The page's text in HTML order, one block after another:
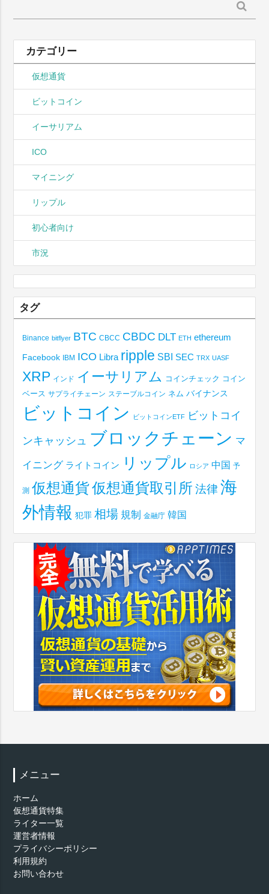
索:
カテゴリー
仮想通貨
ビットコイン
イーサリアム
ICO
マイニング
リップル
初心者向け
市況
タグ
Binance bitflyer BTC CBCC CBDC DLT ETH ethereum
Facebook IBM ICO Libra ripple SBI SEC TRX UASF
XRP インド イーサリアム コインチェック コイン
ベース サプライチェーン ステーブルコイン ネム バイナンス
ビットコイン ビットコインETF ビットコイ
ンキャッシュ ブロックチェーン マ
イニング ライトコイン リップル ロシア 中国 予
測 仮想通貨仮想通貨取引所 法律 海
外情報 犯罪 相場 規制 金融庁 韓国
メニュー
ホーム
仮想通貨特集
ライター一覧
運営者情報
プライバシーポリシー
利用規約
お問い合わせ